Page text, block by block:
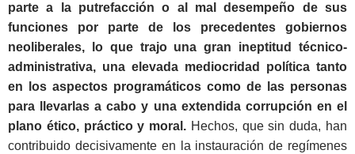
parte a la putrefacción o al mal desempeño de sus
funciones por parte de los precedentes gobiernos
neoliberales, lo que trajo una gran ineptitud técnico-
administrativa, una elevada mediocridad política tanto
en los aspectos programáticos como de las personas
para llevarlas a cabo y una extendida corrupción en el
plano ético, práctico y moral. Hechos, que sin duda, han
contribuido decisivamente en la instauración de regímenes